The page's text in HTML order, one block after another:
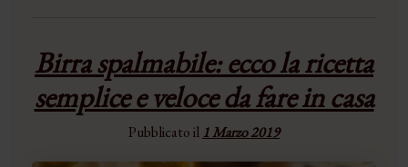
Birra spalmabile: ecco la ricetta
semplice e veloce da fare in casa
Pubblicato il 1 Marzo 2019